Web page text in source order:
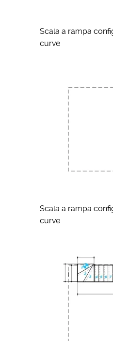
Scala a rampa
curve
Scala a rampa
curve